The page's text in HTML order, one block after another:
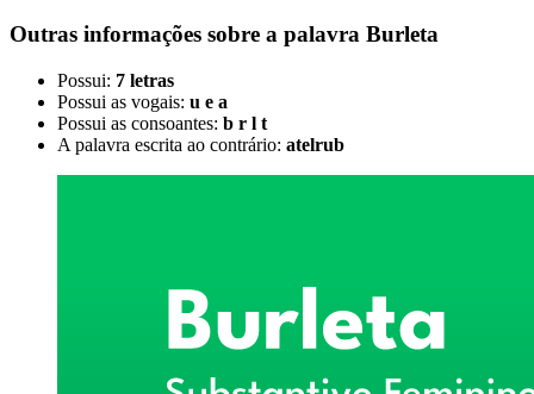
Outras informações sobre a palavra Burleta
Possui: 7 letras
Possui as vogais: u e a
Possui as consoantes: b r l t
A palavra escrita ao contrário: atelrub